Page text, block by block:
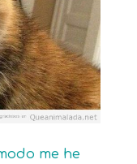
me he